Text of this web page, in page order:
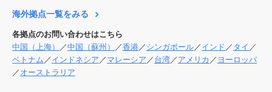
海外拠点一覧をみる
各拠点のお問い合わせはこちら
中国（上海）
／中国（蘇州） ／香港／シンガポール／インド ／タイ ／
ベトナム ／インドネシア ／マレーシア ／台湾／アメリカ ／ ヨーロッパ
／オーストラリア